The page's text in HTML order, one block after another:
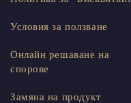
Условия за ползване
Онлайн решаване на
спорове
Замяна на продукт